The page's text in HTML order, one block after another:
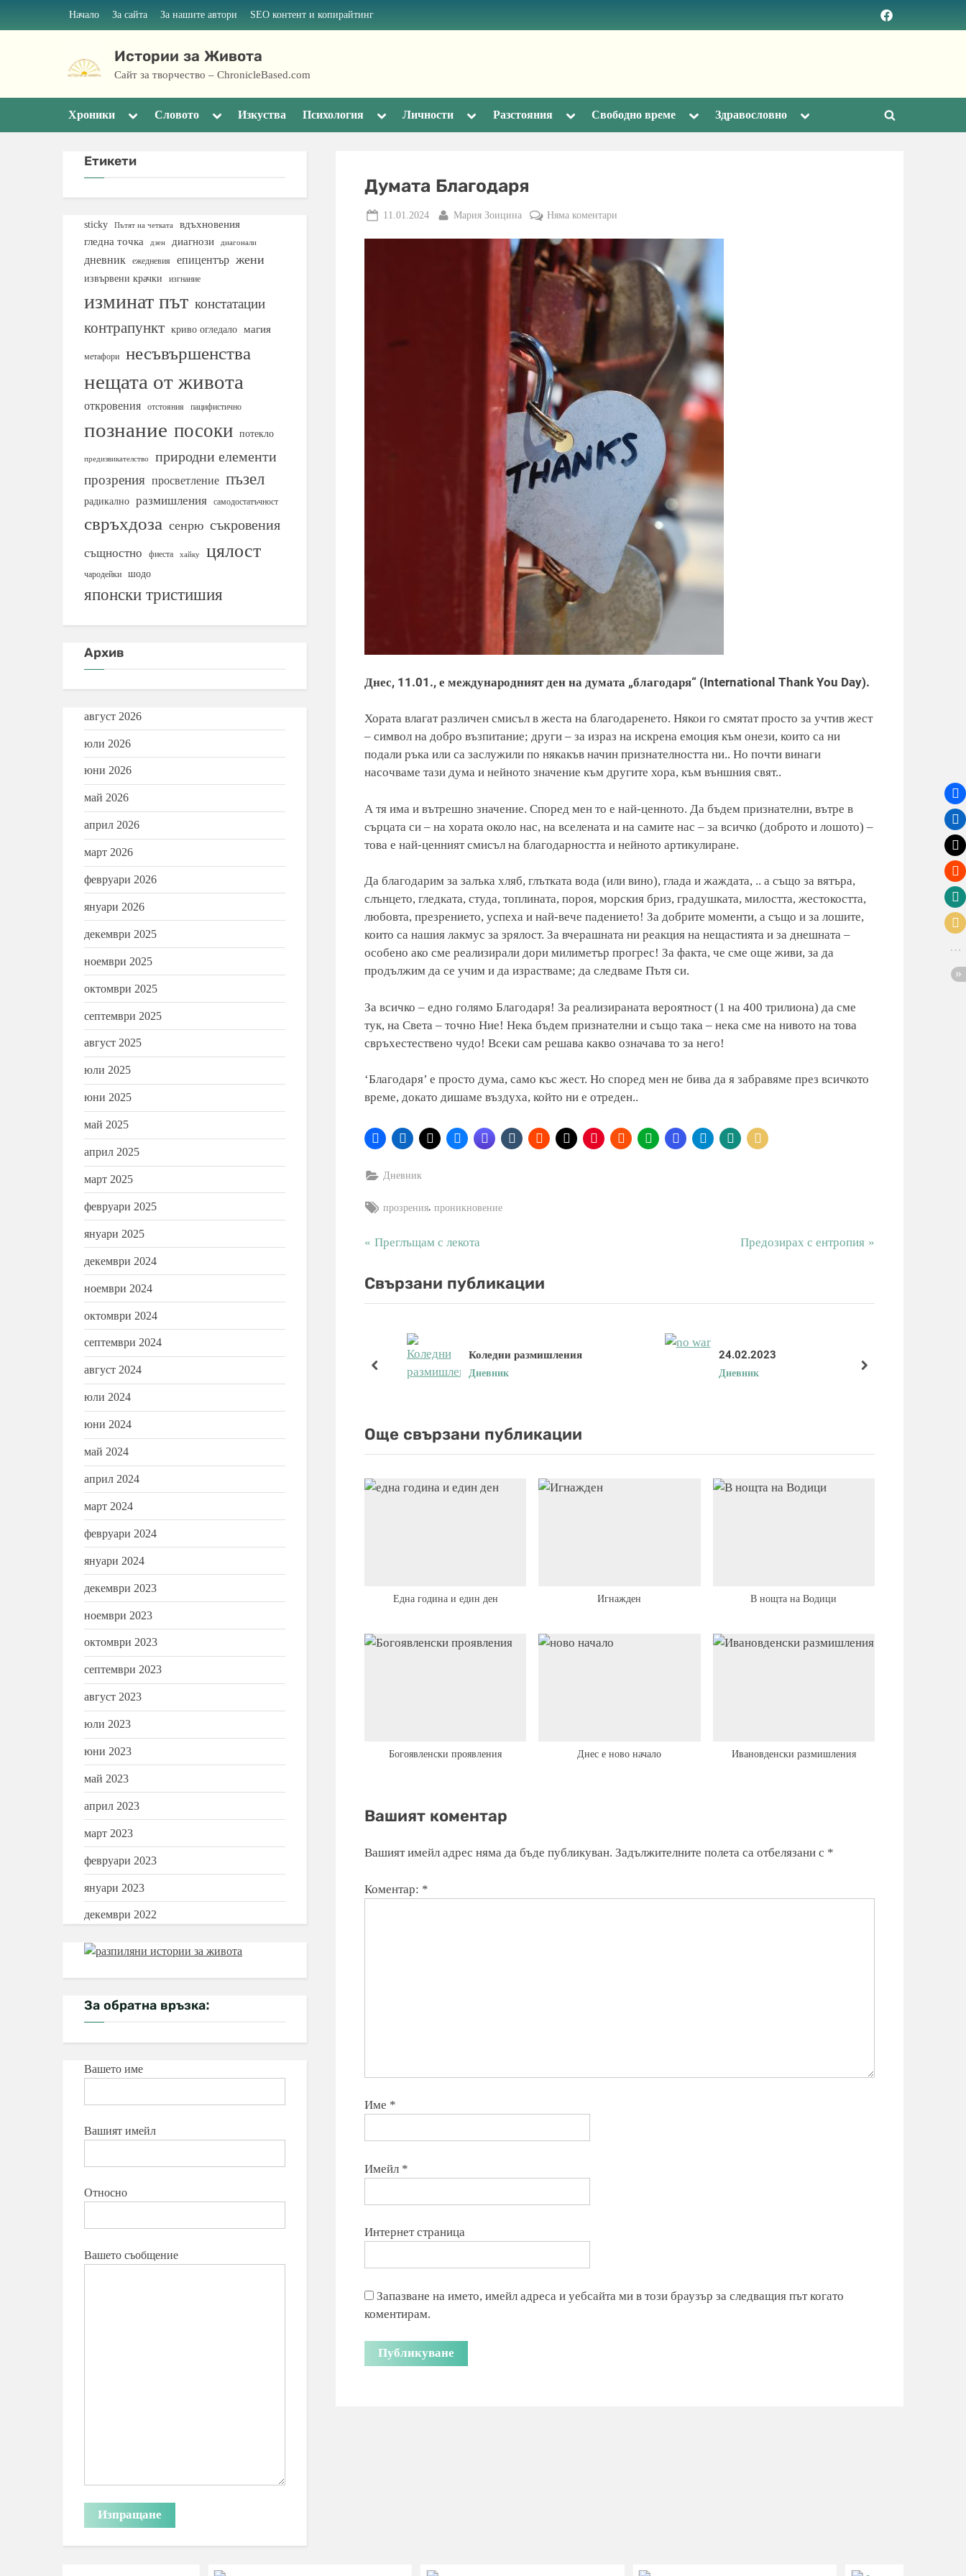
Начало За сайта За нашите автори SEO контент и копирайтинг
Facebook
page
Истории за Живота
Сайт за творчество – ChronicleBased.com
Хроники
ToggleСловото
ToggleИзкуства Психология
ToggleЛичности
ToggleРазстояния
ToggleСвободно време
ToggleЗдравословно
Toggle
Toggle
Думата Благодаря
Posted
11.01.2024 By
Мария Зоицина Няма коментари
Днес, 11.01., е международният ден на думата „благодаря“ (International Thank You Day).
Хората влагат различен смисъл в жеста на благодаренето. Някои го смятат просто за учтив жест
– символ на добро възпитание; други – за израз на искрена емоция към онези, които са ни
подали ръка или са заслужили по някакъв начин признателността ни.. Но почти винаги
насочваме тази дума и нейното значение към другите хора, към външния свят..
А тя има и вътрешно значение. Според мен то е най-ценното. Да бъдем признателни, вътре в
сърцата си – на хората около нас, на вселената и на самите нас – за всичко (доброто и лошото) –
това е най-ценният смисъл на благодарността и нейното артикулиране.
Да благодарим за залъка хляб, глътката вода (или вино), глада и жаждата, .. а също за вятъра,
слънцето, гледката, студа, топлината, пороя, морския бриз, градушката, милостта, жестокостта,
любовта, презрението, успеха и най-вече падението! За добрите моменти, а също и за лошите,
които са нашия лакмус за зрялост. За вчерашната ни реакция на нещастията и за днешната –
особено ако сме реализирали дори милиметър прогрес! За факта, че сме още живи, за да
продължим да се учим и да израстваме; да следваме Пътя си.
За всичко – едно голямо Благодаря! За реализираната вероятност (1 на 400 трилиона) да сме
тук, на Света – точно Ние! Нека бъдем признателни и също така – нека сме на нивото на това
свръхестествено чудо! Всеки сам решава какво означава то за него!
‘Благодаря’ е просто дума, само къс жест. Но според мен не бива да я забравяме през всичкото
време, докато дишаме въздуха, който ни е отреден..
Дневник
Tags:
прозрения, проникновение
Навигация
P
e
s
t
:
Преглъщам с лекота
N
s
Предозирах с ентропия
Свързани публикации
Богоявленски проявления Коледни размишления
Дневник
24.02.2023
Дневник
prev next
Още свързани публикации
Една година и един ден Игнажден В нощта на Водици
Богоявленски проявления Днес е ново начало Ивановденски размишления
Вашият коментар
Вашият имейл адрес няма да бъде публикуван. Задължителните полета са отбелязани с *
Коментар: *
Име *
Имейл *
Интернет страница
Запазване на името, имейл адреса и уебсайта ми в този браузър за следващия път когато
коментирам.
Етикети
sticky Пътят на четката
вдъхновения
гледна точка
дзен диагнози диагонали
дневник ежедневия епицентър жени
извървени крачки изгнание
изминат път констатации
контрапункт криво огледало магия
метафори несъвършенства
нещата от живота
откровения отстояния пацифистично
познание посоки потекло
предизвикателство природни елементи
прозрения просветление пъзел
радикално размишления самодостатъчност
свръхдоза сенрю съкровения
същностно фиеста хайку цялост
чародейки шодо
японски тристишия
Архив
август 2026
юли 2026
юни 2026
май 2026
април 2026
март 2026
февруари 2026
януари 2026
декември 2025
ноември 2025
октомври 2025
септември 2025
август 2025
юли 2025
юни 2025
май 2025
април 2025
март 2025
февруари 2025
януари 2025
декември 2024
ноември 2024
октомври 2024
септември 2024
август 2024
юли 2024
юни 2024
май 2024
април 2024
март 2024
февруари 2024
януари 2024
декември 2023
ноември 2023
октомври 2023
септември 2023
август 2023
юли 2023
юни 2023
май 2023
април 2023
март 2023
февруари 2023
януари 2023
декември 2022
За обратна връзка:
Вашето име
Вашият имейл
Относно
Вашето съобщение